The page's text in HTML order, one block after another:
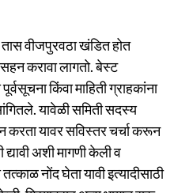
वीजपुरवठा खंडित होत
करावा लागतो. बेस्ट
किंवा माहिती ग्राहकांना
यावेळी समिती सदस्य
करता यावर सविस्तर चर्चा करून
अशी मागणी केली व
नोंद घेता यावी इत्यादीसाठी